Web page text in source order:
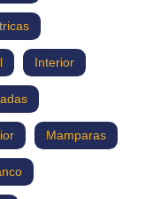
Interior
Mamparas